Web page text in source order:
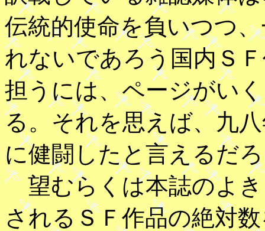
伝統的使命を負いつつ
れないであろう国内Ｓ
担うには、ページがい
る。それを思えば、九
に健闘したと言えるだ
望むらくは本誌のよき
されるＳＦ作品の絶対